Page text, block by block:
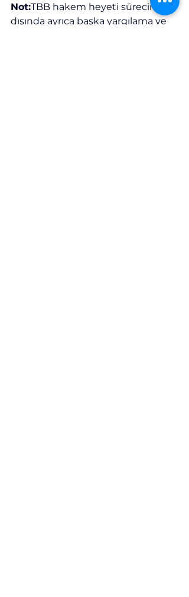
Not:TBB hakem heyeti sürecinin
dışında ayrıca başka yargılama ve